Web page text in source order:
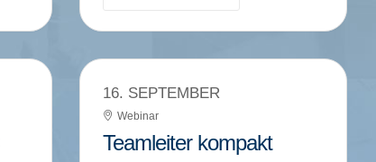
16. SEPTEMBER
Webinar
Teamleiter kompakt